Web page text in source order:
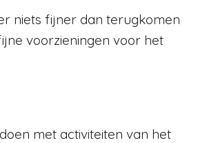
niets fijner dan terugkomen
voorzieningen voor het
met activiteiten van het